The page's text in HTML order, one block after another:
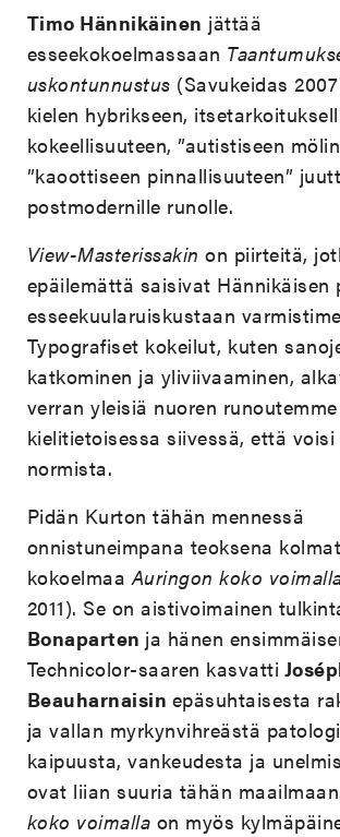
Timo Hännikäinen jättää
esseekokoelmassaan
uskontunnustus (Savukeidas
kielen hybrikseen,
kokeellisuuteen, ”autistiseen
”kaoottiseen pinnallisuuteen”
postmodernille runolle.
View-Masterissakin on piirteitä,
epäilemättä saisivat Hännikäisen
esseekuularuiskustaan
Typografiset kokeilut, kuten
katkominen ja yliviivaaminen,
verran yleisiä nuoren runoutemme
kielitietoisessa siivessä, että
normista.
Pidän Kurton tähän mennessä
onnistuneimpana teoksena
kokoelmaaAuringon koko
2011). Se on aistivoimainen
Bonaparten ja hänen
Technicolor-saaren kasvatti
Beauharnaisin epäsuhtaisesta
ja vallan myrkynvihreästä
kaipuusta, vankeudesta ja
ovat liian suuria tähän
koko voimalla on myös